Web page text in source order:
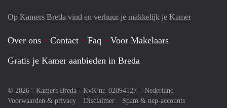
Op Kamers Breda vind en verhuur je makkelijk je Kamer
Over ons Contact Faq
Voor Makelaars
Gratis je Kamer aanbieden in Breda
© 2026 - Kamers Breda - KvK nr. 02094127 – Nederland
Voorwaarden & privacy
Disclaimer
Spam & nep-accounts